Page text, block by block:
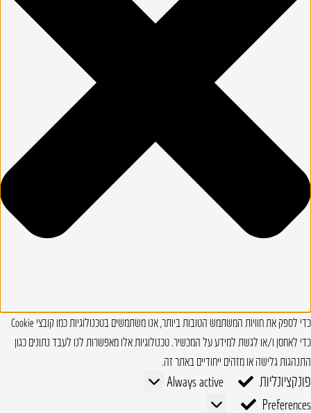
כדי לספק את חוויות המשתמש הטובות ביותר, אנו משתמשים בטכנולוגיות כמו קובצי Cookie
כדי לאחסן ו/או לגשת למידע על המכשיר. טכנולוגיות אלו מאפשרות לנו לעבד נתונים כגון
התנהגות גלישה או מזהים ייחודיים באתר זה.
פונקציונליות פונקציונליות
Always active
Preferences
Preferences